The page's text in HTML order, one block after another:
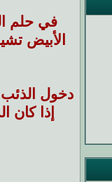
في حلم
الأبيض
دخول
إذا كان